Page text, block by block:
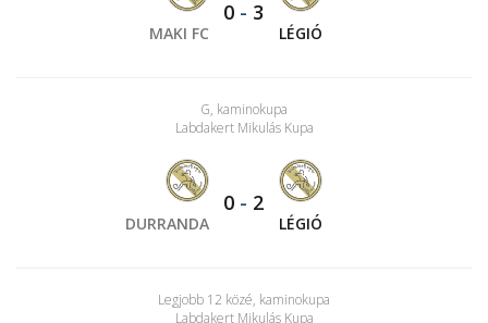
MAKI FC
0 - 3
LÉGIÓ
G, kaminokupa
Labdakert Mikulás Kupa
DURRANDA
0 - 2
LÉGIÓ
Legjobb 12 közé, kaminokupa
Labdakert Mikulás Kupa